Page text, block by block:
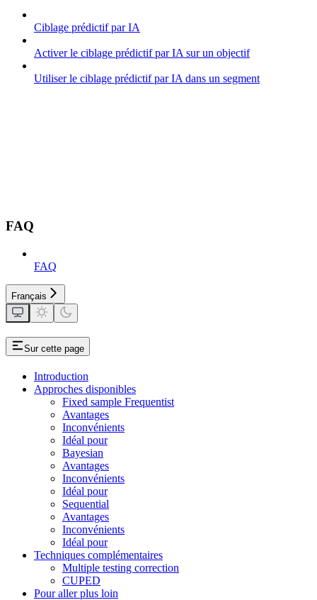
Ciblage prédictif par IA
Activer le ciblage prédictif par IA sur un objectif
Utiliser le ciblage prédictif par IA dans un segment
FAQ
FAQ
Français
Sur cette page
Introduction
Approches disponibles
Fixed sample Frequentist
Avantages
Inconvénients
Idéal pour
Bayesian
Avantages
Inconvénients
Idéal pour
Sequential
Avantages
Inconvénients
Idéal pour
Techniques complémentaires
Multiple testing correction
CUPED
Pour aller plus loin